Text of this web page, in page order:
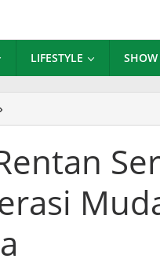
LIFESTYLE SHOW
Digital
Serangan
Siber,
Minta
Muda
Melek